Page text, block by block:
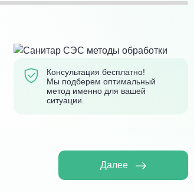
Консультация бесплатно!
Мы подберем оптимальный
метод именно для вашей
ситуации.
Далее